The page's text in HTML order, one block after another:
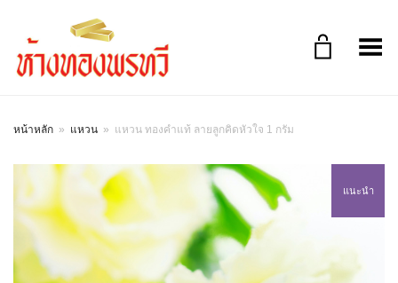
Toggle Menu
หน้าหลัก » แหวน » แหวน ทองคำแท้ ลายลูกคิดหัวใจ 1 กรัม
แนะนำ